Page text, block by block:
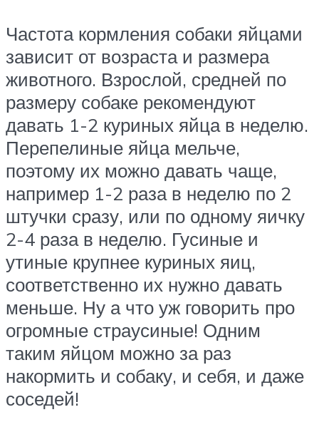
Частота кормления собаки яйцами
зависит от возраста и размера
животного. Взрослой, средней по
размеру собаке рекомендуют
давать 1-2 куриных яйца в неделю.
Перепелиные яйца мельче,
поэтому их можно давать чаще,
например 1-2 раза в неделю по 2
штучки сразу, или по одному яичку
2-4 раза в неделю. Гусиные и
утиные крупнее куриных яиц,
соответственно их нужно давать
меньше. Ну а что уж говорить про
огромные страусиные! Одним
таким яйцом можно за раз
накормить и собаку, и себя, и даже
соседей!